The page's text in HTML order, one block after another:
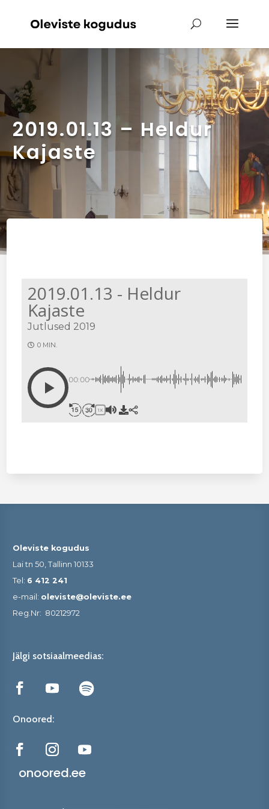
2019.01.13 – Heldur
Kajaste
2019.01.13 - Heldur
Kajaste
Jutlused 2019
0 MIN.
00:00
1X
Oleviste kogudus
Lai tn 50, Tallinn 10133
Tel: 6 412 241
e-mail: oleviste@oleviste.ee
Reg.Nr: 80212972
Jälgi sotsiaalmeedias:
Onoored:
onoored.ee